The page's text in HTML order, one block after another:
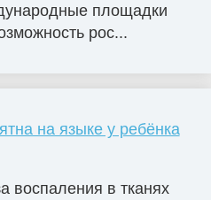
площадки
рос...
на языке у ребёнка
воспаления в тканях